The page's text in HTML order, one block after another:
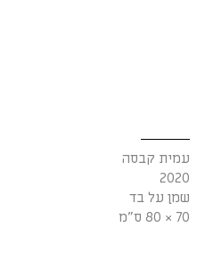
עמית קבסה
2020
שמן על בד
70 × 80 ס"מ